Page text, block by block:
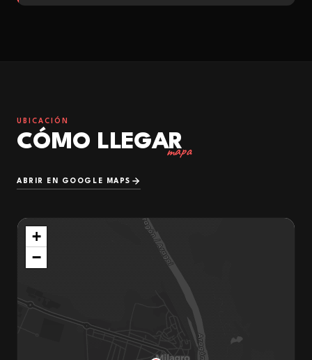
UBICACIÓN
CÓMO LLEGAR
mapa
ABRIR EN GOOGLE MAPS
+
−